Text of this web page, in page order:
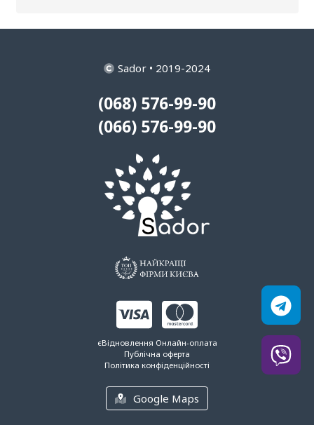
Sador • 2019-2024
(068) 576-99-90
(066) 576-99-90
єВідновлення Онлайн-оплата
Публічна оферта
Політика конфіденційності
Google Maps